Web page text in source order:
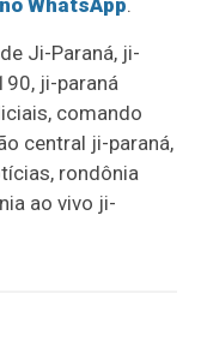
WhatsApp.
Ji-Paraná, ji-
ji-paraná
comando
central ji-paraná,
rondônia
ao vivo ji-